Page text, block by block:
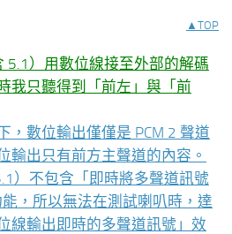
▲TOP
5.1）用數位線接至外部的解碼
我只聽得到「前左」與「前
，數位輸出僅僅是 PCM 2 聲道
輸出只有前方主聲道的內容。
）不包含「即時將多聲道訊號
，所以無法在測試喇叭時，達
線輸出即時的多聲道訊號」效